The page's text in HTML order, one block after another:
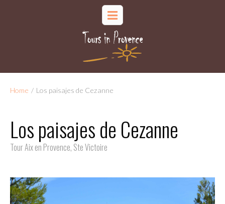
Home / Los paisajes de Cezanne
Los paisajes de Cezanne
Tour Aix en Provence, Ste Victoire